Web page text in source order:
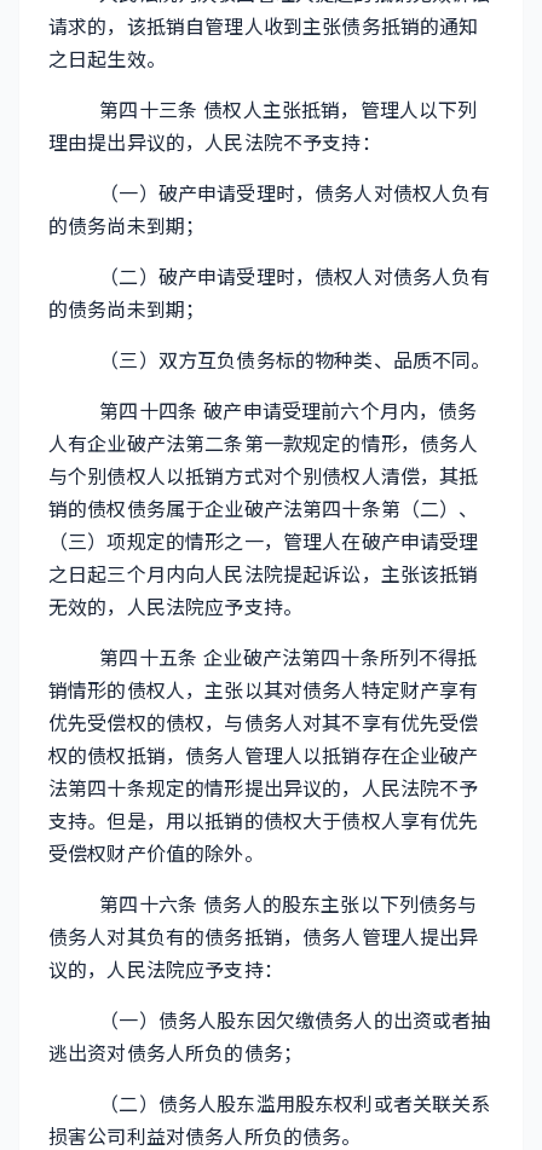
请求的，该抵销自管理人收到主张债务抵销的通知
之日起生效。
第四十三条 债权人主张抵销，管理人以下列
理由提出异议的，人民法院不予支持：
（一）破产申请受理时，债务人对债权人负有
的债务尚未到期；
（二）破产申请受理时，债权人对债务人负有
的债务尚未到期；
（三）双方互负债务标的物种类、品质不同。
第四十四条 破产申请受理前六个月内，债务
人有企业破产法第二条第一款规定的情形，债务人
与个别债权人以抵销方式对个别债权人清偿，其抵
销的债权债务属于企业破产法第四十条第（二）、
（三）项规定的情形之一，管理人在破产申请受理
之日起三个月内向人民法院提起诉讼，主张该抵销
无效的，人民法院应予支持。
第四十五条 企业破产法第四十条所列不得抵
销情形的债权人，主张以其对债务人特定财产享有
优先受偿权的债权，与债务人对其不享有优先受偿
权的债权抵销，债务人管理人以抵销存在企业破产
法第四十条规定的情形提出异议的，人民法院不予
支持。但是，用以抵销的债权大于债权人享有优先
受偿权财产价值的除外。
第四十六条 债务人的股东主张以下列债务与
债务人对其负有的债务抵销，债务人管理人提出异
议的，人民法院应予支持：
（一）债务人股东因欠缴债务人的出资或者抽
逃出资对债务人所负的债务；
（二）债务人股东滥用股东权利或者关联关系
损害公司利益对债务人所负的债务。